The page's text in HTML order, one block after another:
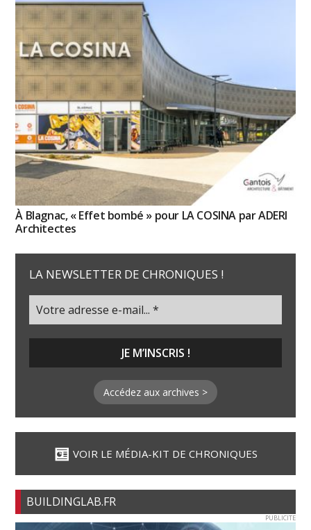
À Blagnac, « Effet bombé » pour LA COSINA par ADERI
Architectes
LA NEWSLETTER DE CHRONIQUES !
Accédez aux archives >
VOIR LE MÉDIA-KIT DE CHRONIQUES
BUILDINGLAB.FR
PUBLICITE